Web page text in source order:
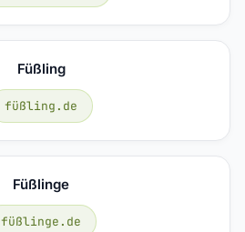
Füßling
füßling.de
Füßlinge
füßlinge.de